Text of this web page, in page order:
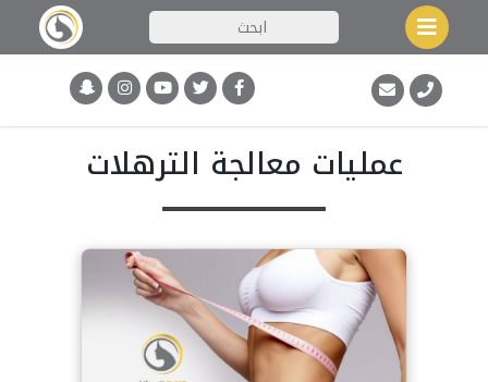
عمليات معالجة الترهلات